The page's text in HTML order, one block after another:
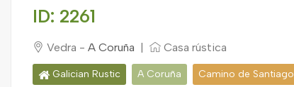
ID: 2261
Vedra - A Coruña Casa rústica
Galician Rustic A Coruña Camino de Santiago